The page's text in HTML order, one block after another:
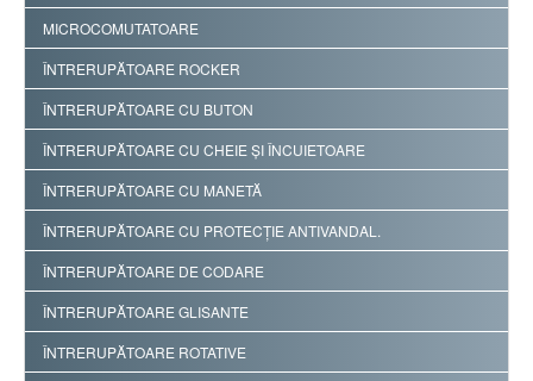
MICROCOMUTATOARE
ÎNTRERUPĂTOARE ROCKER
ÎNTRERUPĂTOARE CU BUTON
ÎNTRERUPĂTOARE CU CHEIE ŞI ÎNCUIETOARE
ÎNTRERUPĂTOARE CU MANETĂ
ÎNTRERUPĂTOARE CU PROTECŢIE ANTIVANDAL.
ÎNTRERUPĂTOARE DE CODARE
ÎNTRERUPĂTOARE GLISANTE
ÎNTRERUPĂTOARE ROTATIVE